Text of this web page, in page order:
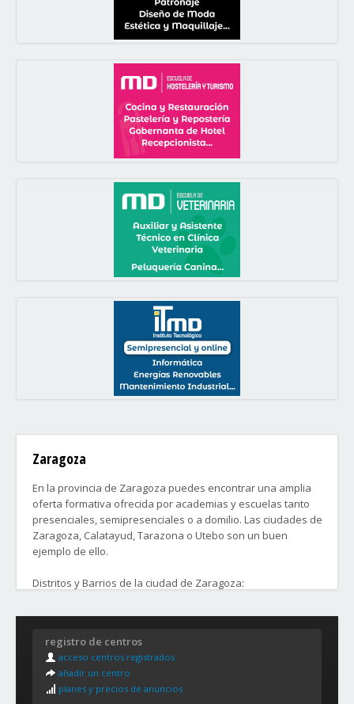
Zaragoza
En la provincia de Zaragoza puedes encontrar una amplia
oferta formativa ofrecida por academias y escuelas tanto
presenciales, semipresenciales o a domilio. Las ciudades de
Zaragoza, Calatayud, Tarazona o Utebo son un buen
ejemplo de ello.
Distritos y Barrios de la ciudad de Zaragoza:
1. Centro.
Miguel, Tenerías, San Agustín.
3. Delicias: La Bombarda, La Bozada, Delicias, Monsalud,
Parque Roma, Ciudad Jardín.
4. Universidad: Romareda,
registro de centros
acceso centros registrados
añadir un centro
planes y precios de anuncios